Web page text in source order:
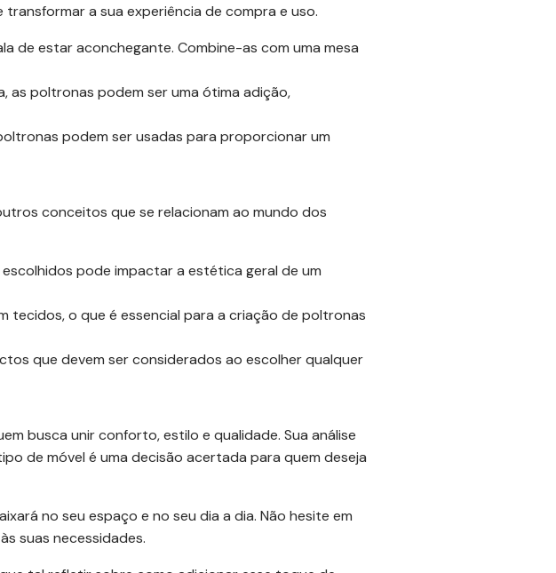
a sua experiência de compra e uso.
de estar aconchegante. Combine-as com uma mesa
as poltronas podem ser uma ótima adição,
podem ser usadas para proporcionar um
conceitos que se relacionam ao mundo dos
pode impactar a estética geral de um
o que é essencial para a criação de poltronas
que devem ser considerados ao escolher qualquer
busca unir conforto, estilo e qualidade. Sua análise
de móvel é uma decisão acertada para quem deseja
no seu espaço e no seu dia a dia. Não hesite em
suas necessidades.